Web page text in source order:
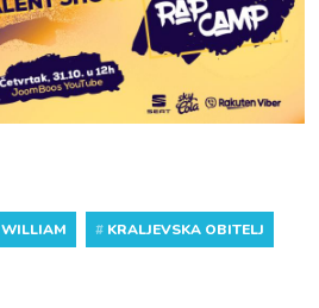
WILLIAM # KRALJEVSKA OBITELJ